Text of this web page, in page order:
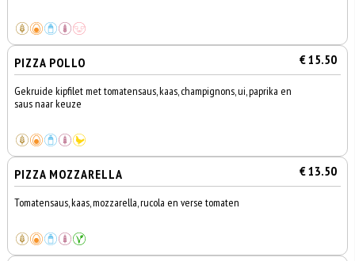
PIZZA POLLO € 15.50
Gekruide kipfilet met tomatensaus, kaas, champignons, ui, paprika en
saus naar keuze
PIZZA MOZZARELLA € 13.50
Tomatensaus, kaas, mozzarella, rucola en verse tomaten